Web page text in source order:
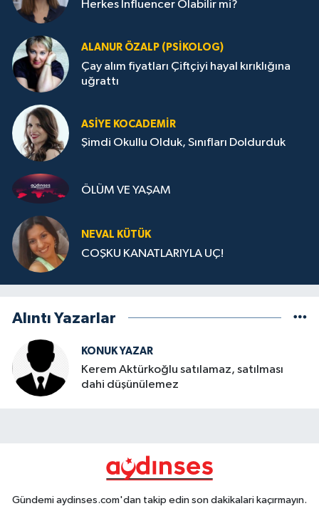
Herkes Influencer Olabilir mi?
ALANUR ÖZALP (PSIKOLOG)
Çay alım fiyatları Çiftçiyi hayal kırıklığına
uğrattı
ASIYE KOCADEMİR
Şimdi Okullu Olduk, Sınıfları Doldurduk
ÖLÜM VE YAŞAM
NEVAL KÜTÜK
COŞKU KANATLARIYLA UÇ!
Alıntı Yazarlar
KONUK YAZAR
Kerem Aktürkoğlu satılamaz, satılması
dahi düşünülemez
Gündemi aydinses.com'dan takip edin son dakikalari kaçırmayın.